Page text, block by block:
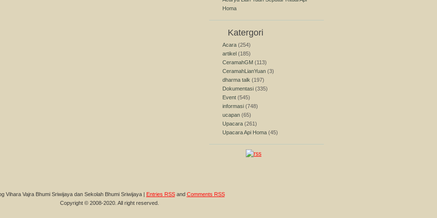
Homa
Katergori
Acara (254)
artikel (185)
CeramahGM (113)
CeramahLianYuan (3)
dharma talk (197)
Dokumentasi (335)
Event (545)
informasi (748)
ucapan (65)
Upacara (261)
Upacara Api Homa (45)
Vihara Vajra Bhumi Sriwijaya dan Sekolah Bhumi Sriwijaya | Entries RSSand Comments RSS
Copyright © 2008-2020. All right reserved.